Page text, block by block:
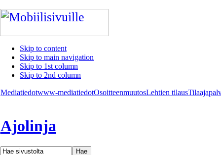
Skip to content
Skip to main navigation
Skip to 1st column
Skip to 2nd column
Mediatiedotwww-mediatiedotOsoitteenmuutosLehtien tilaus
Ajolinja